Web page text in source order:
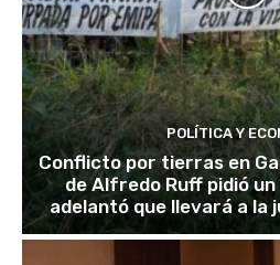
POLÍTICA Y
Conflicto por tierras en
de Alfredo Ruff pidió
adelantó que llevará a la